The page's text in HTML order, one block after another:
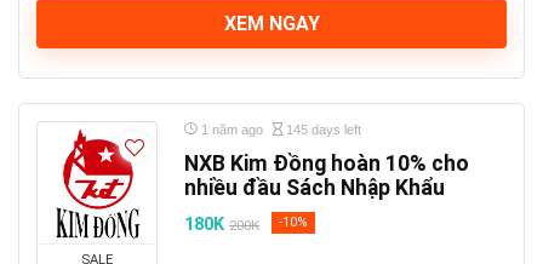
XEM NGAY
SALE
1 năm ago 145 days left
NXB Kim Đồng hoàn 10% cho
nhiều đầu Sách Nhập Khẩu
180K 200K -10%